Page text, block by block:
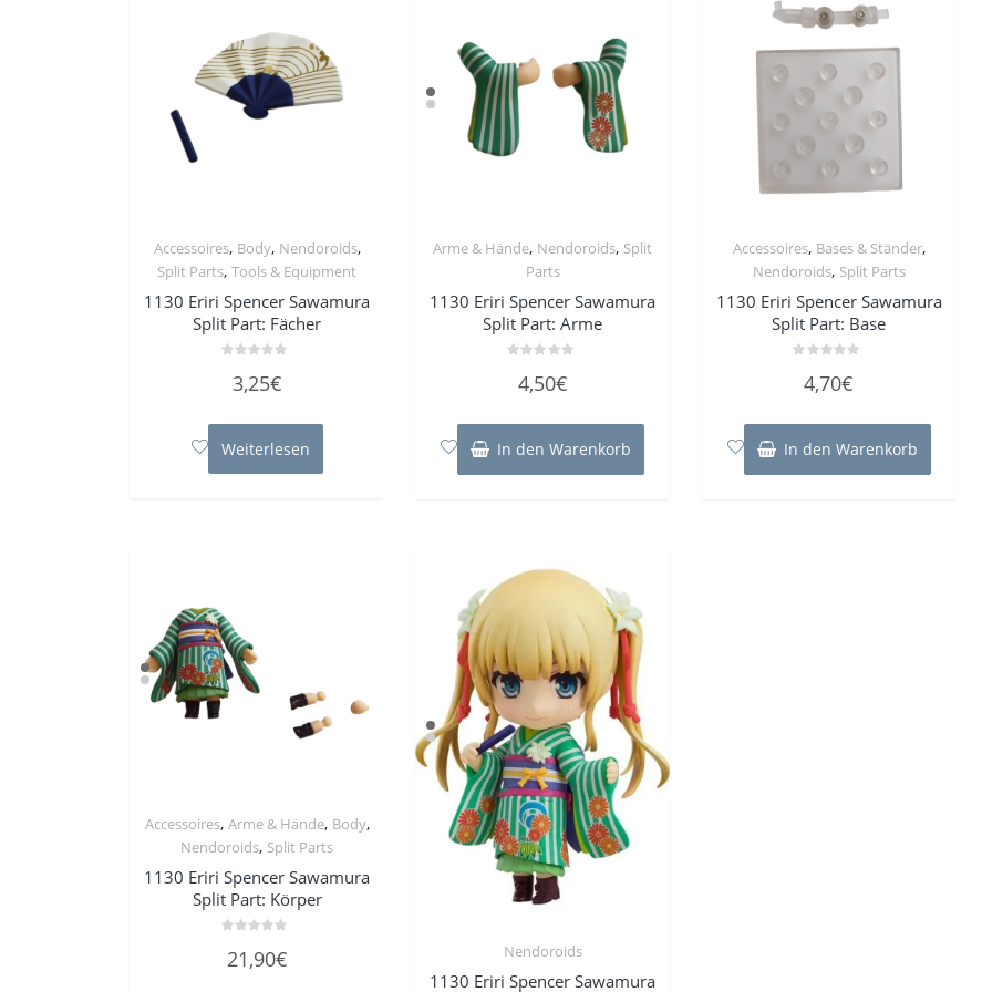
Accessoires, Body, Nendoroids,
Split Parts, Tools & Equipment
1130 Eriri Spencer Sawamura
Split Part: Fächer
mit
5
3,25€
Weiterlesen
Arme & Hände, Nendoroids, Split
Parts
1130 Eriri Spencer Sawamura
Split Part: Arme
mit
5
4,50€
In den Warenkorb
Accessoires, Bases & Ständer,
Nendoroids, Split Parts
1130 Eriri Spencer Sawamura
Split Part: Base
mit
5
4,70€
In den Warenkorb
Accessoires, Arme & Hände, Body,
Nendoroids, Split Parts
1130 Eriri Spencer Sawamura
Split Part: Körper
mit
21,90€ Nendoroids
1130 Eriri Spencer Sawamura